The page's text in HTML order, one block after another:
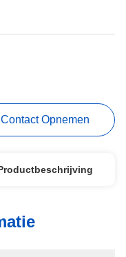
Contact Opnemen